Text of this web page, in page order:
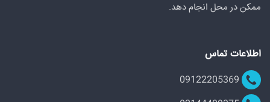
ممکن در محل انجام دهد.
اطلاعات تماس